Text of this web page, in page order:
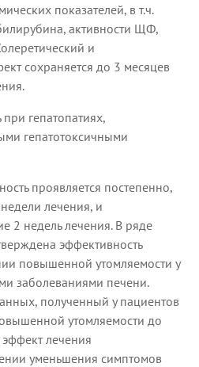
показателей, в т.ч.
активности ЩФ,
и
сохраняется до 3 месяцев
гепатопатиях,
гепатотоксичными
проявляется постепенно,
лечения, и
2 недель лечения. В ряде
эффективность
повышенной утомляемости у
заболеваниями печени.
полученный у пациентов
утомляемости до
лечения
уменьшения симптомов